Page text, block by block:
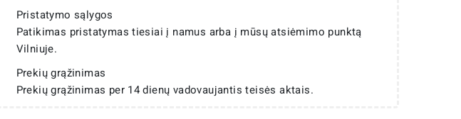
Pristatymo sąlygos
Patikimas pristatymas tiesiai į namus arba į mūsų atsiėmimo punktą
Vilniuje.
Prekių grąžinimas
Prekių grąžinimas per 14 dienų vadovaujantis teisės aktais.